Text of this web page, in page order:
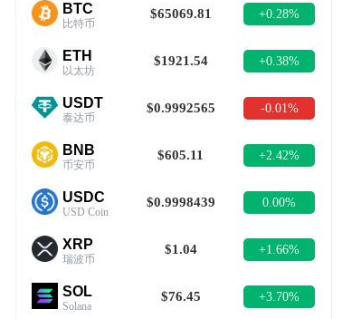
BTC
比特币
$65069.81 +0.28%
ETH
以太坊
$1921.54 +0.38%
USDT
泰达币
$0.9992565 -0.01%
BNB
币安币
$605.11 +2.42%
USDC
USD Coin
$0.9998439 0.00%
XRP
瑞波币
$1.04 +1.66%
SOL
Solana
$76.45 +3.70%